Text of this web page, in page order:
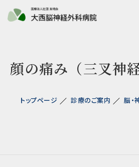
顔の痛み（三叉神経
トップページ 診療のご案内 脳・